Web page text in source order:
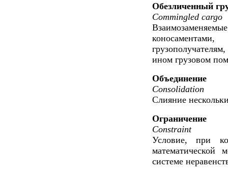
Обезличенный
Commingled cargo
ином грузовом
Объединение
Consolidation
Слияние
Ограничение
Constraint
Условие, при
математической
системе